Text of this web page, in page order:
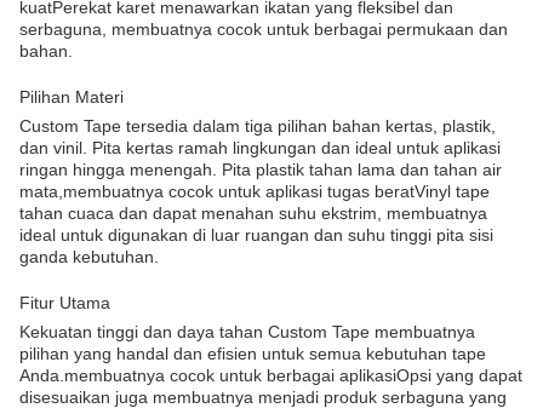
kuatPerekat karet menawarkan ikatan yang fleksibel dan
serbaguna, membuatnya cocok untuk berbagai permukaan dan
bahan.
Pilihan Materi
Custom Tape tersedia dalam tiga pilihan bahan kertas, plastik,
dan vinil. Pita kertas ramah lingkungan dan ideal untuk aplikasi
ringan hingga menengah. Pita plastik tahan lama dan tahan air
mata,membuatnya cocok untuk aplikasi tugas beratVinyl tape
tahan cuaca dan dapat menahan suhu ekstrim, membuatnya
ideal untuk digunakan di luar ruangan dan suhu tinggi pita sisi
ganda kebutuhan.
Fitur Utama
Kekuatan tinggi dan daya tahan Custom Tape membuatnya
pilihan yang handal dan efisien untuk semua kebutuhan tape
Anda.membuatnya cocok untuk berbagai aplikasiOpsi yang dapat
disesuaikan juga membuatnya menjadi produk serbaguna yang